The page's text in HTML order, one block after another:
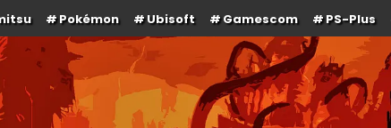
Pokémon Ubisoft Gamescom PS-Plus